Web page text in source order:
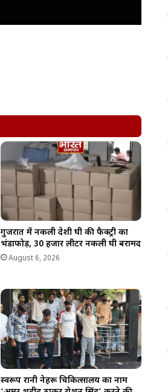
गुजरात में नकली देशी घी की फैक्ट्री का
भंडाफोड़, 30 हजार लीटर नकली घी बरामद
August 6, 2026
स्वरूप रानी नेहरू चिकित्सालय का नाम